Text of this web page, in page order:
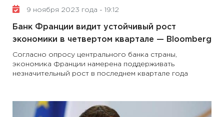
9 ноября 2023 года - 19:12
Банк Франции видит устойчивый рост
экономики в четвертом квартале — Вloomberg
Согласно опросу центрального банка страны,
экономика Франции намерена поддерживать
незначительный рост в последнем квартале года